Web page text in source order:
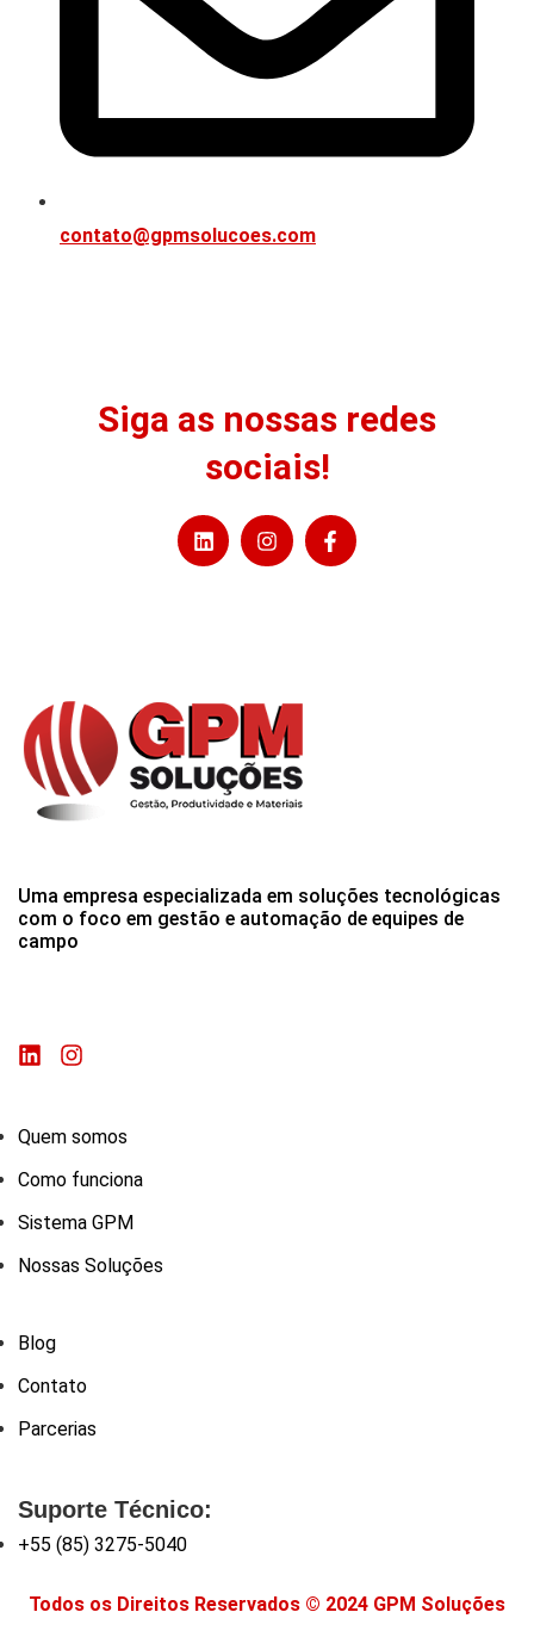
contato@gpmsolucoes.com
Siga as nossas redes
sociais!
Uma empresa especializada em soluções tecnológicas
com o foco em gestão e automação de equipes de
campo
Quem somos
Como funciona
Sistema GPM
Nossas Soluções
Blog
Contato
Parcerias
Suporte Técnico:
+55 (85) 3275-5040
Todos os Direitos Reservados © 2024 GPM Soluções